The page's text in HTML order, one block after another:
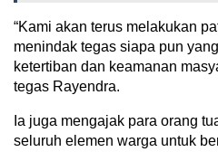
“Kami akan terus melakukan
menindak tegas siapa pun
ketertiban dan keamanan
tegas Rayendra.
Ia juga mengajak para orang
seluruh elemen warga untuk